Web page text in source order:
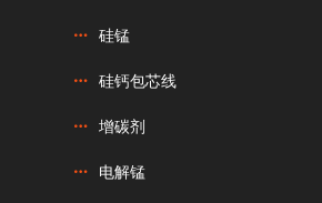
硅锰
硅钙包芯线
增碳剂
电解锰